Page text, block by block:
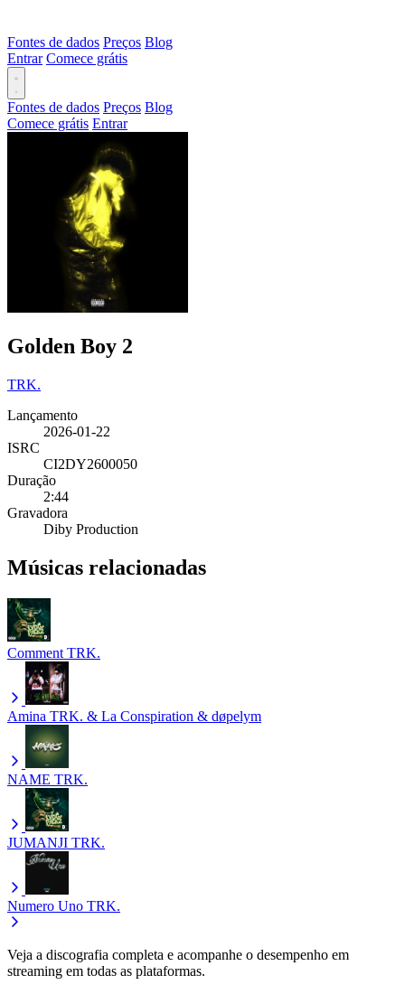
Fontes de dados Preços Blog
Entrar Comece grátis
Fontes de dados Preços Blog
Comece grátis Entrar
Golden Boy 2
TRK.
Lançamento
2026-01-22
ISRC
CI2DY2600050
Duração
2:44
Gravadora
Diby Production
Músicas relacionadas
Comment TRK.
Amina TRK. & La Conspiration & døpelym
NAME TRK.
JUMANJI TRK.
Numero Uno TRK.
Veja a discografia completa e acompanhe o desempenho em
streaming em todas as plataformas.